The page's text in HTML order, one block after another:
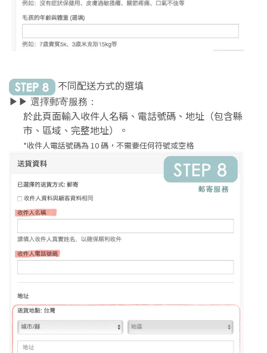
不同配送方式的選填
▶︎▶︎ 選擇郵寄服務：
於此頁面輸入收件人名稱、電話號碼、地址（包含縣
市、區域、完整地址）。
*收件人電話號碼為 10 碼，不需要任何符號或空格